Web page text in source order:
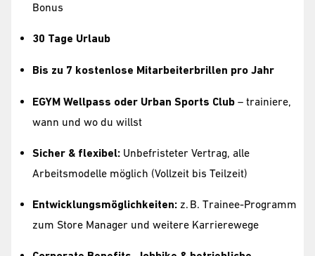
Bonus
30 Tage Urlaub
Bis zu 7 kostenlose Mitarbeiterbrillen pro Jahr
EGYM Wellpass oder Urban Sports Club – trainiere,
wann und wo du willst
Sicher & flexibel: Unbefristeter Vertrag, alle
Arbeitsmodelle möglich (Vollzeit bis Teilzeit)
Entwicklungsmöglichkeiten: z. B. Trainee-Programm
zum Store Manager und weitere Karrierewege